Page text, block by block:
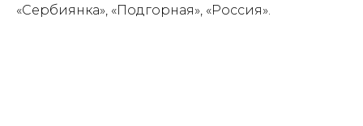
«Сербиянка», «Подгорная», «Россия».